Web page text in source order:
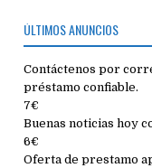
ÚLTIMOS ANUNCIOS
Contáctenos por
préstamo confiable.
7€
Buenas noticias hoy
6€
Oferta de prestamo